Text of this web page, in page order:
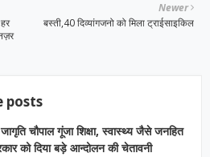
Newer
बस्ती,40 दिव्यांगजनो को मिला ट्राईसाइकिल
posts
चौपाल गूंजा शिक्षा, स्वास्थ्य जैसे जनहित
को दिया बड़े आन्दोलन की चेतावनी